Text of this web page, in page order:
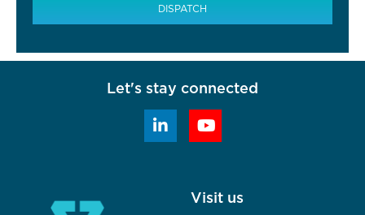
Let's stay connected
 
Visit us